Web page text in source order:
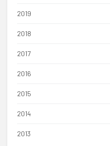
2019
2018
2017
2016
2015
2014
2013